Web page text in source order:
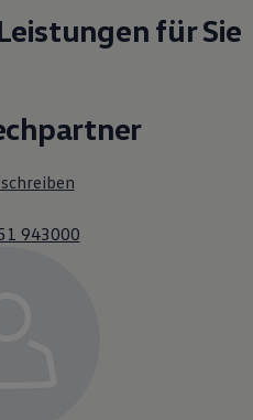
für Sie
943000